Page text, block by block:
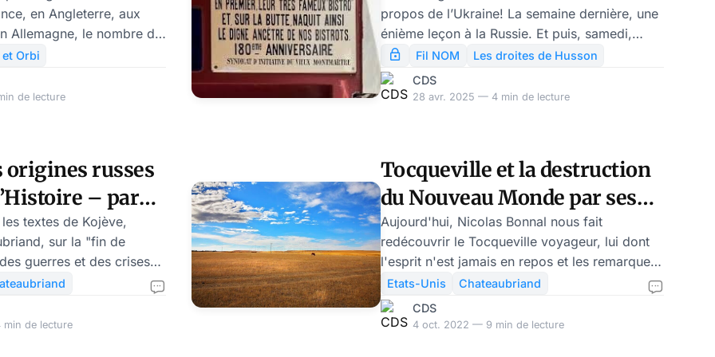
en Angleterre, aux
Allemagne, le nombre de
les jeunes adultes –
Ce n’est qu’un
blasés. Mais
amorcée il y a
Solène Tadié dans un
accordé au Courr
Orbi
de lecture
propos de l’Ukraine! La semaine dernière, une
énième leçon à la Russie. Et puis, samedi,
l’humiliation: le président français s’est fait
éconduire par Donald Trump alors qu’il
cherchait à imposer un entretien à trois avec
Fil NOM
Les droites de Husson
CDS
28 avr. 2025 — 4 min de lecture
origines russes
– par
textes de Kojève,
sur la "fin de
menacent de tous côtés,
a fait le tour du
de Francis Fukuyama,
de lecture
Tocqueville et la destruction
du Nouveau Monde par ses
conquérants – par Nicolas
Bonnal
Aujourd'hui, Nicolas Bonnal nous fait
redécouvrir le Tocqueville voyageur, lui dont
l'esprit n'est jamais en repos et les remarques
sont toujours aussi pénétrantes.Auc confins de
la domination américaine, Tocqueville en
pressent la face sombre. « A mesure que nous
Etats-Unis
Chateaubriand
CDS
4 oct. 2022 — 9 min de lecture